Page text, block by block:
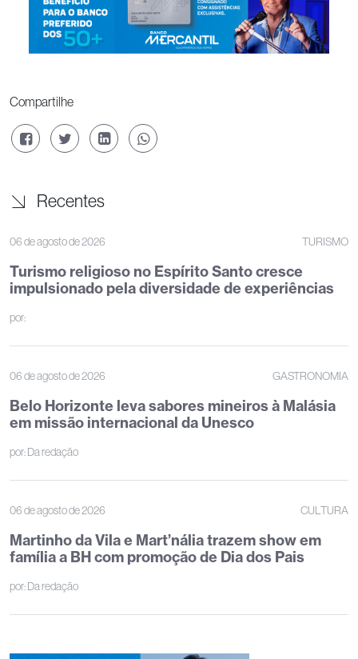
Compartilhe
Recentes
06 de agosto de 2026 TURISMO
Turismo religioso no Espírito Santo cresce
impulsionado pela diversidade de experiências
por:
06 de agosto de 2026 GASTRONOMIA
Belo Horizonte leva sabores mineiros à Malásia
em missão internacional da Unesco
por:Da redação
06 de agosto de 2026 CULTURA
Martinho da Vila e Mart’nália trazem show em
família a BH com promoção de Dia dos Pais
por:Da redação